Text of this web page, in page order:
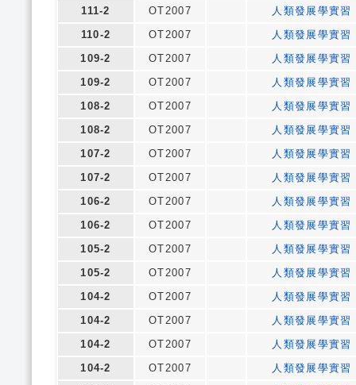
111-2
OT2007
人類發展學實習
110-2
OT2007
人類發展學實習
109-2
OT2007
人類發展學實習
109-2
OT2007
人類發展學實習
108-2
OT2007
人類發展學實習
108-2
OT2007
人類發展學實習
107-2
OT2007
人類發展學實習
107-2
OT2007
人類發展學實習
106-2
OT2007
人類發展學實習
106-2
OT2007
人類發展學實習
105-2
OT2007
人類發展學實習
105-2
OT2007
人類發展學實習
104-2
OT2007
人類發展學實習
104-2
OT2007
人類發展學實習
104-2
OT2007
人類發展學實習
104-2
OT2007
人類發展學實習